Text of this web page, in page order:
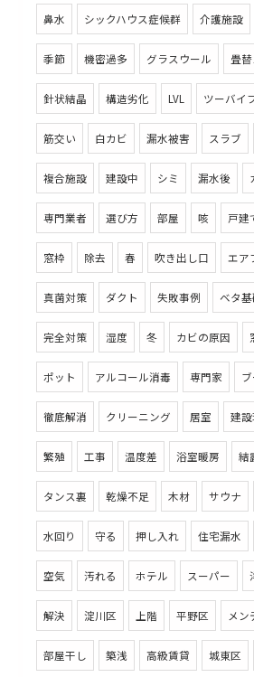
鼻水 シックハウス症候群 介護施設
季節 機密過多 グラスウール 畳替
針状結晶 構造劣化 LVL ツーバイ
筋交い 白カビ 漏水被害 スラブ
複合施設 建設中 シミ 漏水後
専門業者 選び方 部屋 咳 戸建
窓枠 除去 春 吹き出し口 エア
真菌対策 ダクト 失敗事例 ベタ基
完全対策 湿度 冬 カビの原因
ポット アルコール消毒 専門家
徹底解消 クリーニング 居室 建
繁殖 工事 温度差 浴室暖房 結
タンス裏 乾燥不足 木材 サウナ
水回り 守る 押し入れ 住宅漏水
空気 汚れる ホテル スーパー
解決 淀川区 上階 平野区 メン
部屋干し 築浅 高級賃貸 城東区